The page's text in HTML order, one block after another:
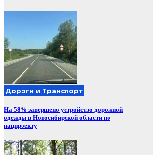
Дороги и Транспорт
На 58% завершено устройство дорожной
одежды в Новосибирской области по
нацпроекту